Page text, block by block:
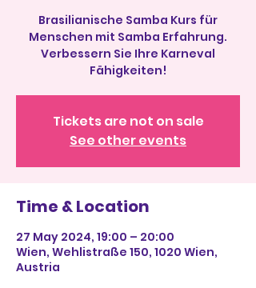
Brasilianische Samba Kurs für
Menschen mit Samba Erfahrung.
Verbessern Sie Ihre Karneval
Fähigkeiten!
Tickets are not on sale
See other events
Time & Location
27 May 2024, 19:00 – 20:00
Wien, Wehlistraße 150, 1020 Wien,
Austria